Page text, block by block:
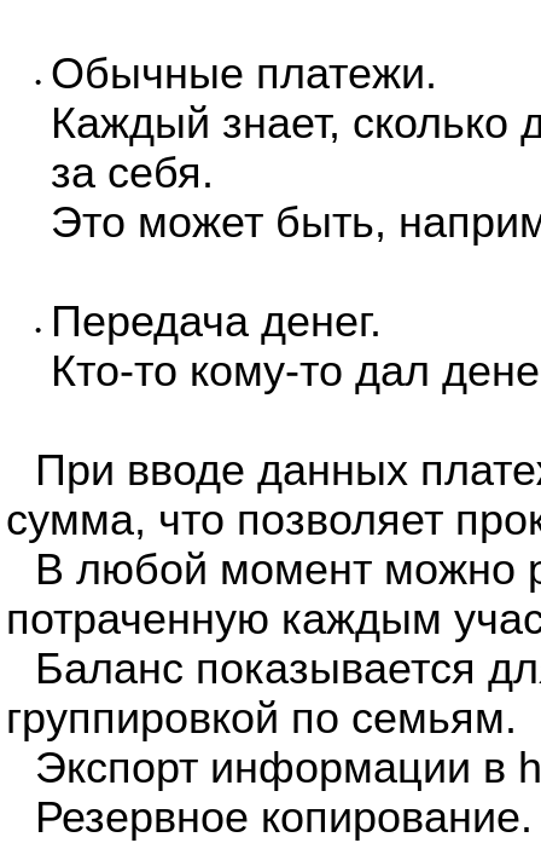
• Обычные платежи.
Каждый знает, сколько
за себя.
Это может быть,
•
Передача денег.
Кто-то кому-то дал
При вводе данных
сумма, что позволяет
В любой момент можно
потраченную каждым
Баланс показывается
группировкой по семьям.
Экспорт информации в
Резервное копирование.